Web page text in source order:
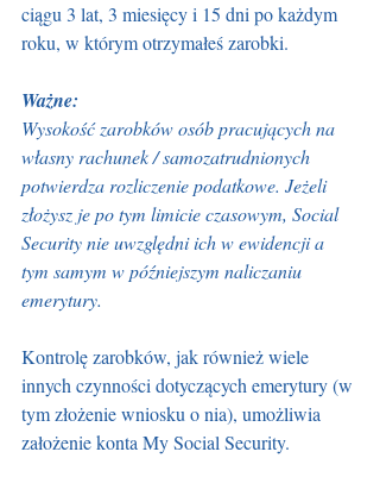
ciągu 3 lat, 3 miesięcy i 15 dni po każdym
roku, w którym otrzymałeś zarobki.
Ważne:
Wysokość zarobków osób pracujących na
własny rachunek / samozatrudnionych
potwierdza rozliczenie podatkowe. Jeżeli
złożysz je po tym limicie czasowym, Social
Security nie uwzględni ich w ewidencji a
tym samym w późniejszym naliczaniu
emerytury.
Kontrolę zarobków, jak również wiele
innych czynności dotyczących emerytury (w
tym złożenie wniosku o nia), umożliwia
założenie konta My Social Security.